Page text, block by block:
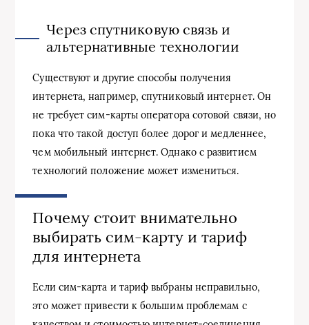
Через спутниковую связь и
альтернативные технологии
Существуют и другие способы получения
интернета, например, спутниковый интернет. Он
не требует сим-карты оператора сотовой связи, но
пока что такой доступ более дорог и медленнее,
чем мобильный интернет. Однако с развитием
технологий положение может измениться.
Почему стоит внимательно
выбирать сим-карту и тариф
для интернета
Если сим-карта и тариф выбраны неправильно,
это может привести к большим проблемам с